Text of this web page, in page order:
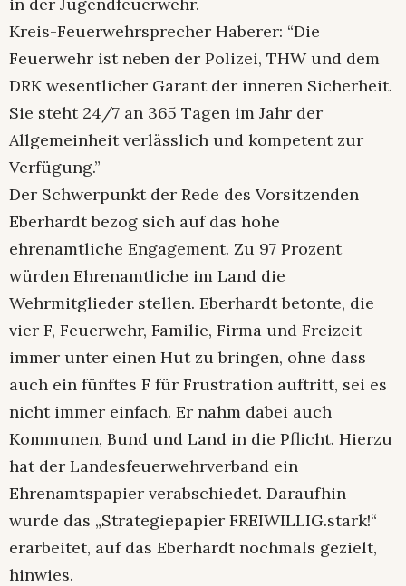
Kreis-Feuerwehrsprecher Haberer: “Die
Feuerwehr ist neben der Polizei, THW und dem
DRK wesentlicher Garant der inneren Sicherheit.
Sie steht 24/7 an 365 Tagen im Jahr der
Allgemeinheit verlässlich und kompetent zur
Verfügung.”
Der Schwerpunkt der Rede des Vorsitzenden
Eberhardt bezog sich auf das hohe
ehrenamtliche Engagement. Zu 97 Prozent
würden Ehrenamtliche im Land die
Wehrmitglieder stellen. Eberhardt betonte, die
vier F, Feuerwehr, Familie, Firma und Freizeit
immer unter einen Hut zu bringen, ohne dass
auch ein fünftes F für Frustration auftritt, sei es
nicht immer einfach. Er nahm dabei auch
Kommunen, Bund und Land in die Pflicht. Hierzu
hat der Landesfeuerwehrverband ein
Ehrenamtspapier verabschiedet. Daraufhin
wurde das „Strategiepapier FREIWILLIG.stark!“
erarbeitet, auf das Eberhardt nochmals gezielt,
hinwies.